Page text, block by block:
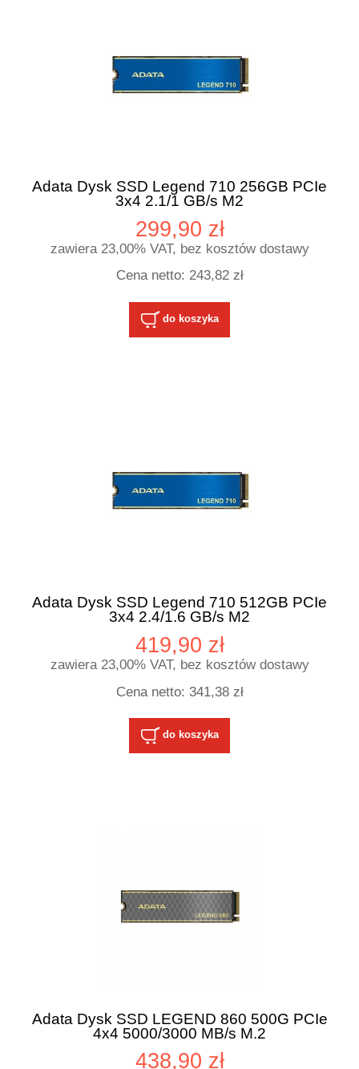
Adata Dysk SSD Legend 710 256GB PCIe
3x4 2.1/1 GB/s M2
299,90 zł
zawiera 23,00% VAT, bez kosztów dostawy
Cena netto: 243,82 zł
do koszyka
Adata Dysk SSD Legend 710 512GB PCIe
3x4 2.4/1.6 GB/s M2
419,90 zł
zawiera 23,00% VAT, bez kosztów dostawy
Cena netto: 341,38 zł
do koszyka
Adata Dysk SSD LEGEND 860 500G PCIe
4x4 5000/3000 MB/s M.2
438,90 zł